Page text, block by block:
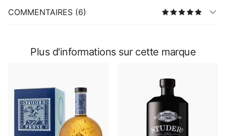
COMMENTAIRES (6)
Plus d'informations sur cette marque